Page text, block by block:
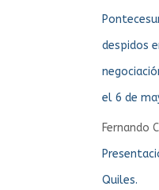
despidos
el 6 de
Fernando
Quiles.